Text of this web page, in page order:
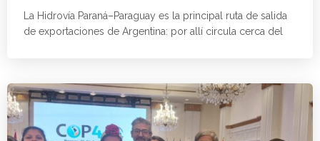
La Hidrovía Paraná–Paraguay es la principal ruta de salida
de exportaciones de Argentina: por allí circula cerca del